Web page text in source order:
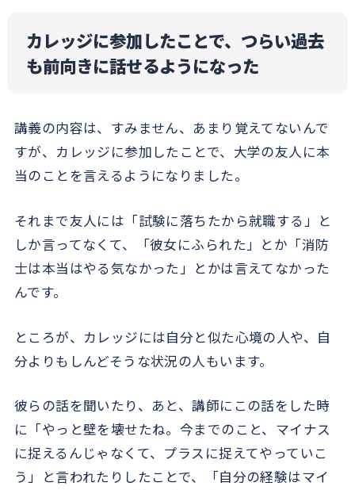
カレッジに参加したことで、つらい過去
も前向きに話せるようになった
講義の内容は、すみません、あまり覚えてないんで
すが、カレッジに参加したことで、大学の友人に本
当のことを言えるようになりました。
それまで友人には「試験に落ちたから就職する」と
しか言ってなくて、「彼女にふられた」とか「消防
士は本当はやる気なかった」とかは言えてなかった
んです。
ところが、カレッジには自分と似た心境の人や、自
分よりもしんどそうな状況の人もいます。
彼らの話を聞いたり、あと、講師にこの話をした時
に「やっと壁を壊せたね。今までのこと、マイナス
に捉えるんじゃなくて、プラスに捉えてやっていこ
う」と言われたりしたことで、「自分の経験はマイ